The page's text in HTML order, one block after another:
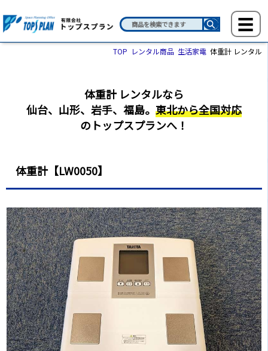
TOP レンタル商品 生活家電 体重計 レンタル
体重計 レンタルなら
仙台、山形、岩手、福島。 東北から全国対応
のトップスプランへ！
体重計【LW0050】